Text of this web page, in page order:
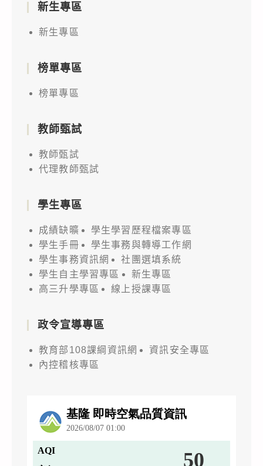
新生專區
新生專區
榜單專區
榜單專區
教師甄試
教師甄試
代理教師甄試
學生專區
成績缺曠
學生學習歷程檔案專區
學生手冊
學生事務與轉導工作網
學生事務資訊網
社團選填系統
學生自主學習專區
新生專區
高三升學專區
線上授課專區
政令宣導專區
教育部108課綱資訊網
資訊安全專區
內控稽核專區